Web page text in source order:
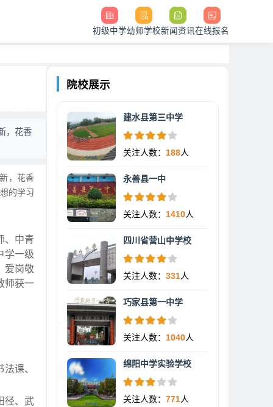
初级中学幼师学校新闻资讯在线报名
，花香
，花香
的学习
、中青
学一级
爱岗敬
师获一
课、
径、武
院校展示
建水县第三中学
关注人数： 188人
永善县一中
关注人数： 1410人
四川省营山中学校
关注人数： 331人
巧家县第一中学
关注人数： 1040人
绵阳中学实验学校
关注人数： 771人